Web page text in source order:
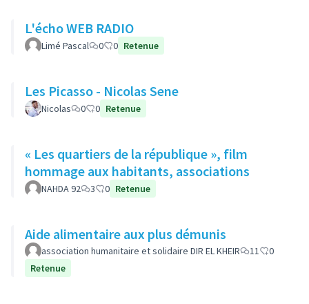
L'écho WEB RADIO
Limé Pascal 0 0 Retenue
Les Picasso - Nicolas Sene
Nicolas 0 0 Retenue
« Les quartiers de la république », film
hommage aux habitants, associations
NAHDA 92 3 0 Retenue
Aide alimentaire aux plus démunis
association humanitaire et solidaire DIR EL KHEIR 11
0
Retenue